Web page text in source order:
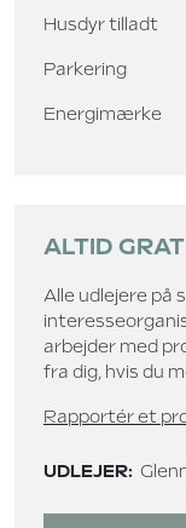
Husdyr tilladt
Parkering
Energimærke
ALTID
Alle udlejere på
arbejder med
fra dig, hvis du
Rapportér et
UDLEJER: